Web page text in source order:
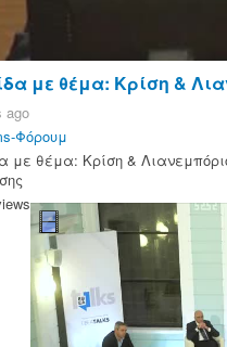
με θέμα: Κρίση &
ago
Φόρουμ
με θέμα: Κρίση &